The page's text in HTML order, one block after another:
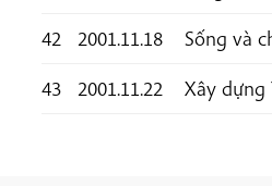
42
2001.11.18
Sống và
43
2001.11.22 Xây dựng